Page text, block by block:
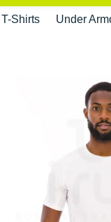
T-Shirts Under